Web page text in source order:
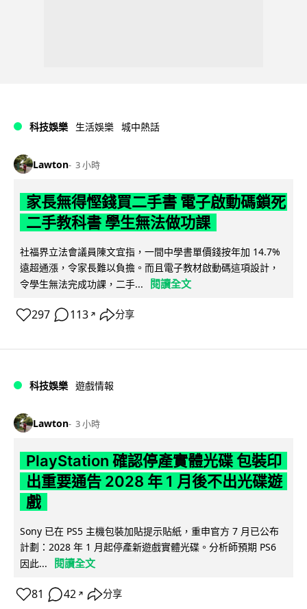
科技娛樂 生活娛樂 城中熱話
Lawton 3 小時
家長無得慳錢買二手書 電子啟動碼鎖死
二手教科書 學生無法做功課
社福界立法會議員陳文宜指，一間中學書單價錢按年加 14.7%
遠超通漲，令家長難以負擔。而且電子教材啟動碼這項設計，
令學生無法完成功課，二手...
閱讀全文
297 113 ↗ 分享
科技娛樂 遊戲情報
Lawton 3 小時
PlayStation 確認停產實體光碟 包裝印
出重要通告 2028 年 1 月後不出光碟遊
戲
Sony 已在 PS5 主機包裝加貼提示貼紙，重申官方 7 月已公布
計劃：2028 年 1 月起停產新遊戲實體光碟。分析師預期 PS6
因此...
閱讀全文
81 42 ↗ 分享